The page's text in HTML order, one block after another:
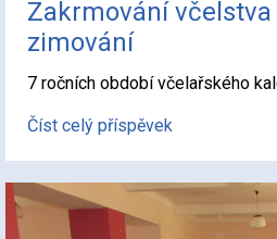
Zakrmování
zimování
7 ročních období včelařského
Číst celý příspěvek